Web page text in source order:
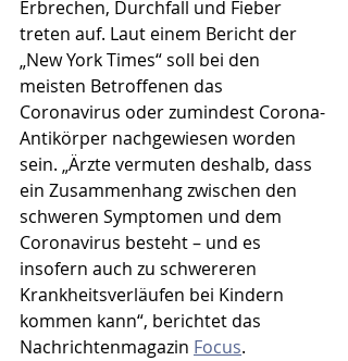
Erbrechen, Durchfall und Fieber
treten auf. Laut einem Bericht der
„New York Times“ soll bei den
meisten Betroffenen das
Coronavirus oder zumindest Corona-
Antikörper nachgewiesen worden
sein. „Ärzte vermuten deshalb, dass
ein Zusammenhang zwischen den
schweren Symptomen und dem
Coronavirus besteht – und es
insofern auch zu schwereren
Krankheitsverläufen bei Kindern
kommen kann“, berichtet das
Nachrichtenmagazin Focus.